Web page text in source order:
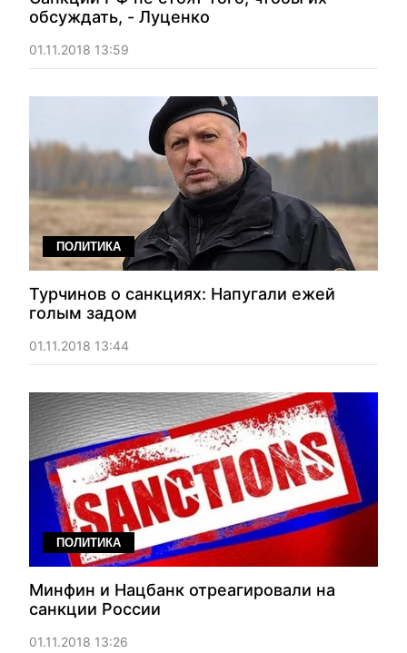
обсуждать, - Луценко
01.11.2018 13:59
ПОЛИТИКА
Турчинов о санкциях: Напугали ежей
голым задом
01.11.2018 13:44
ПОЛИТИКА
Минфин и Нацбанк отреагировали на
санкции России
01.11.2018 13:26